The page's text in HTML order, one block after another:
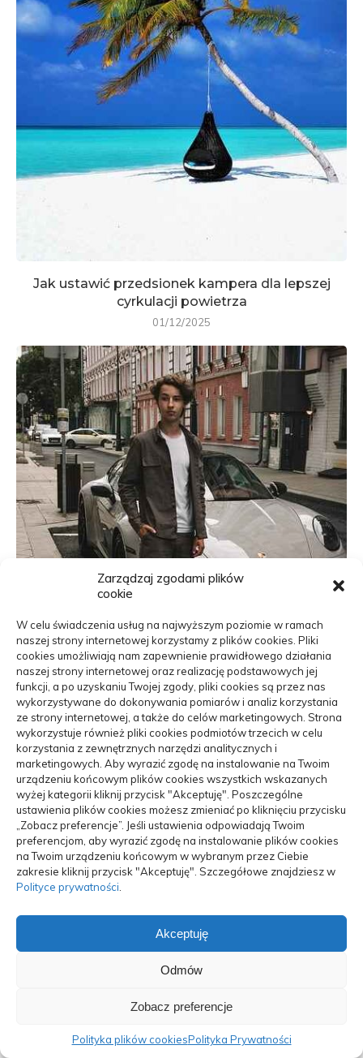
Zarządzaj zgodami plików
cookie
W celu świadczenia usług na najwyższym poziomie w ramach
naszej strony internetowej korzystamy z plików cookies. Pliki
cookies umożliwiają nam zapewnienie prawidłowego działania
naszej strony internetowej oraz realizację podstawowych jej
funkcji, a po uzyskaniu Twojej zgody, pliki cookies są przez nas
wykorzystywane do dokonywania pomiarów i analiz korzystania
ze strony internetowej, a także do celów marketingowych. Strona
wykorzystuje również pliki cookies podmiotów trzecich w celu
korzystania z zewnętrznych narzędzi analitycznych i
marketingowych. Aby wyrazić zgodę na instalowanie na Twoim
urządzeniu końcowym plików cookies wszystkich wskazanych
wyżej kategorii kliknij przycisk "Akceptuję". Poszczególne
ustawienia plików cookies możesz zmieniać po kliknięciu przycisku
„Zobacz preferencje”. Jeśli ustawienia odpowiadają Twoim
preferencjom, aby wyrazić zgodę na instalowanie plików cookies
na Twoim urządzeniu końcowym w wybranym przez Ciebie
zakresie kliknij przycisk "Akceptuję". Szczegółowe znajdziesz w
Polityce prywatności
Akceptuję
Odmów
Zobacz preferencje
Polityka plików cookiesPolityka Prywatności
Jak ustawić przedsionek kampera dla lepszej
cyrkulacji powietrza
01/12/2025
Dlaczego auto szarpie na niskich obrotach –
skuteczne...
16/10/2025